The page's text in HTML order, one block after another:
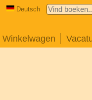
Deutsch
Winkelwagen